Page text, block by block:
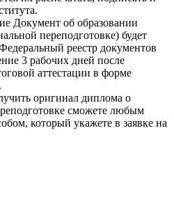
Документ об образовании
переподготовке) будет
реестр документов
3 рабочих дней после
аттестации в форме
оригинал диплома о
сможете любым
который укажете в заявке на